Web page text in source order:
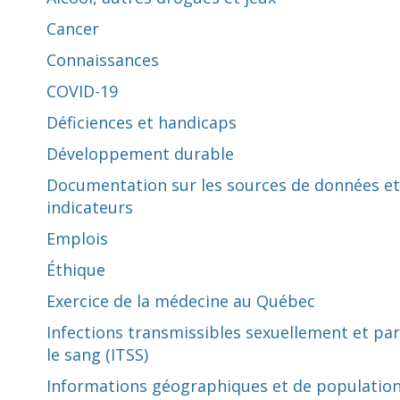
Cancer
Connaissances
COVID-19
Déficiences et handicaps
Développement durable
Documentation sur les sources de données et
indicateurs
Emplois
Éthique
Exercice de la médecine au Québec
Infections transmissibles sexuellement et par
le sang (ITSS)
Informations géographiques et de population